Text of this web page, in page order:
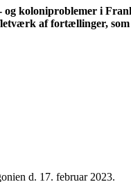
koloniproblemer i
af fortællinger,
d. 17. februar 2023.